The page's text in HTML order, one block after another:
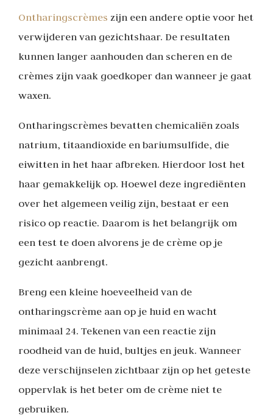
Ontharingscrèmes zijn een andere optie voor het
verwijderen van gezichtshaar. De resultaten
kunnen langer aanhouden dan scheren en de
crèmes zijn vaak goedkoper dan wanneer je gaat
waxen.
Ontharingscrèmes bevatten chemicaliën zoals
natrium, titaandioxide en bariumsulfide, die
eiwitten in het haar afbreken. Hierdoor lost het
haar gemakkelijk op. Hoewel deze ingrediënten
over het algemeen veilig zijn, bestaat er een
risico op reactie. Daarom is het belangrijk om
een test te doen alvorens je de crème op je
gezicht aanbrengt.
Breng een kleine hoeveelheid van de
ontharingscrème aan op je huid en wacht
minimaal 24. Tekenen van een reactie zijn
roodheid van de huid, bultjes en jeuk. Wanneer
deze verschijnselen zichtbaar zijn op het geteste
oppervlak is het beter om de crème niet te
gebruiken.